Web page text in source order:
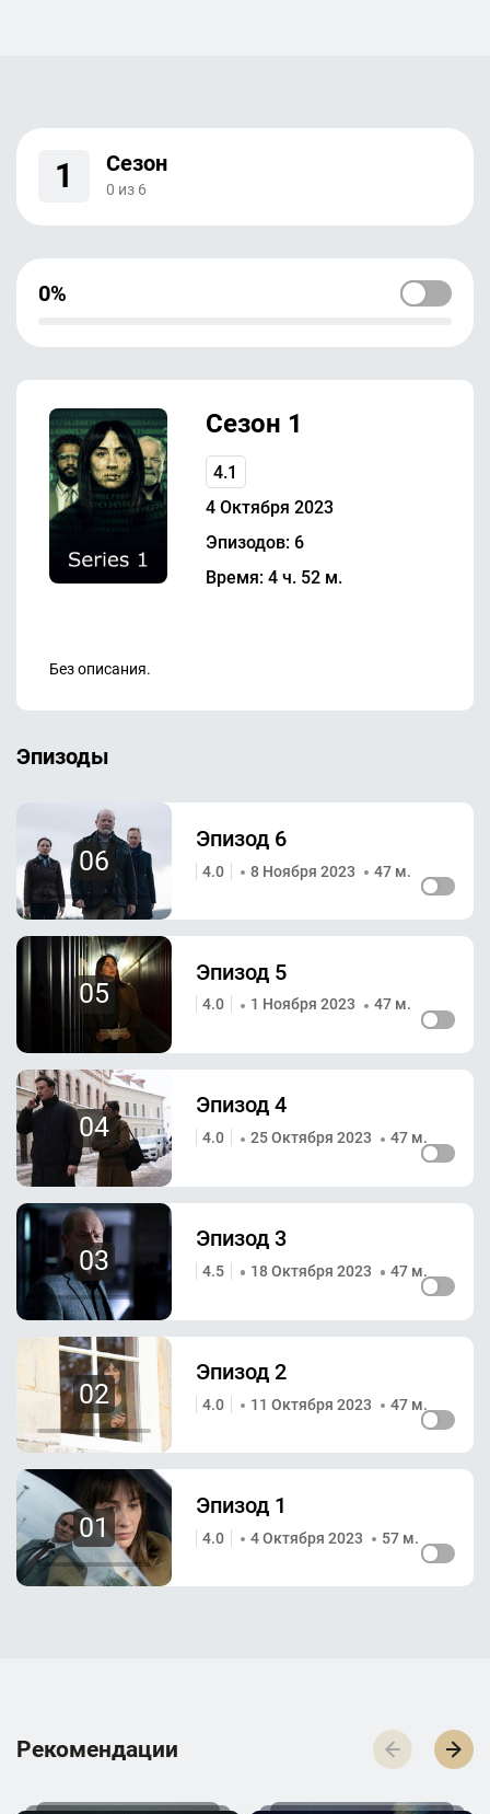
1 Сезон
0 из 6
0%
Сезон 1
4.1
4 Октября 2023
Эпизодов: 6
Время: 4 ч. 52 м.
Без описания.
Эпизоды
06
Эпизод 6
4.0 8 Ноября 2023 47 м.
05
Эпизод 5
4.0 1 Ноября 2023 47 м.
04
Эпизод 4
4.0 25 Октября 2023 47 м.
03
Эпизод 3
4.5 18 Октября 2023 47 м.
02
Эпизод 2
4.0 11 Октября 2023 47 м.
01
Эпизод 1
4.0 4 Октября 2023 57 м.
Р­­­е­­­к­­­о­­­м­­­е­­­н­­­д­­­а­­­ц­­­и­­­и